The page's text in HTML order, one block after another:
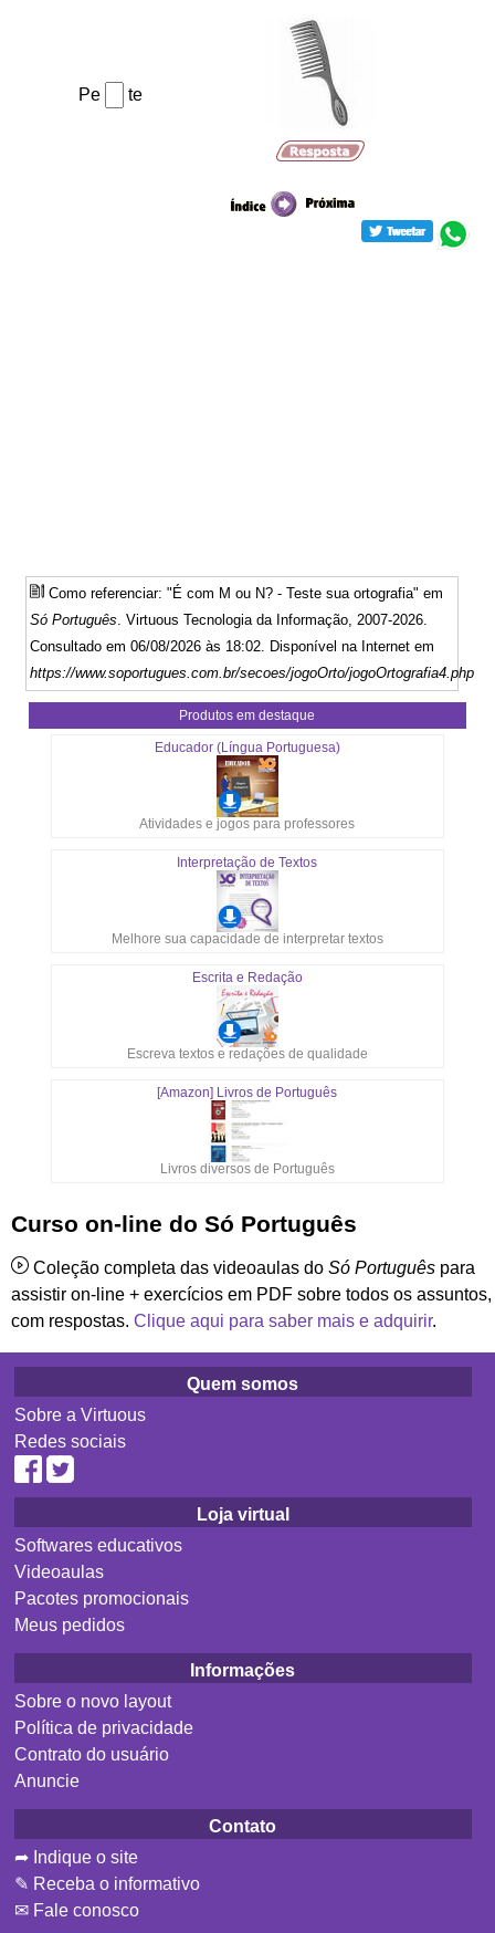
Pe te
Como referenciar: "É com M ou N? - Teste sua ortografia" em
Só Português. Virtuous Tecnologia da Informação, 2007-2026.
Consultado em 06/08/2026 às 18:02. Disponível na Internet em
https://www.soportugues.com.br/secoes/jogoOrto/jogoOrtografia4.php
Produtos em destaque
Educador (Língua Portuguesa)
Atividades e jogos para professores
Interpretação de Textos
Melhore sua capacidade de interpretar textos
Escrita e Redação
Escreva textos e redações de qualidade
[Amazon] Livros de Português
Livros diversos de Português
Curso on-line do Só Português
Coleção completa das videoaulas do Só Português para
assistir on-line + exercícios em PDF sobre todos os assuntos,
com respostas. Clique aqui para saber mais e adquirir.
Quem somos
Sobre a Virtuous
Redes sociais
Loja virtual
Softwares educativos
Videoaulas
Pacotes promocionais
Meus pedidos
Informações
Sobre o novo layout
Política de privacidade
Contrato do usuário
Anuncie
Contato
➦ Indique o site
✎ Receba o informativo
✉ Fale conosco